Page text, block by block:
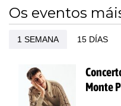
Os eventos
1 SEMANA 15 DÍAS
Monte